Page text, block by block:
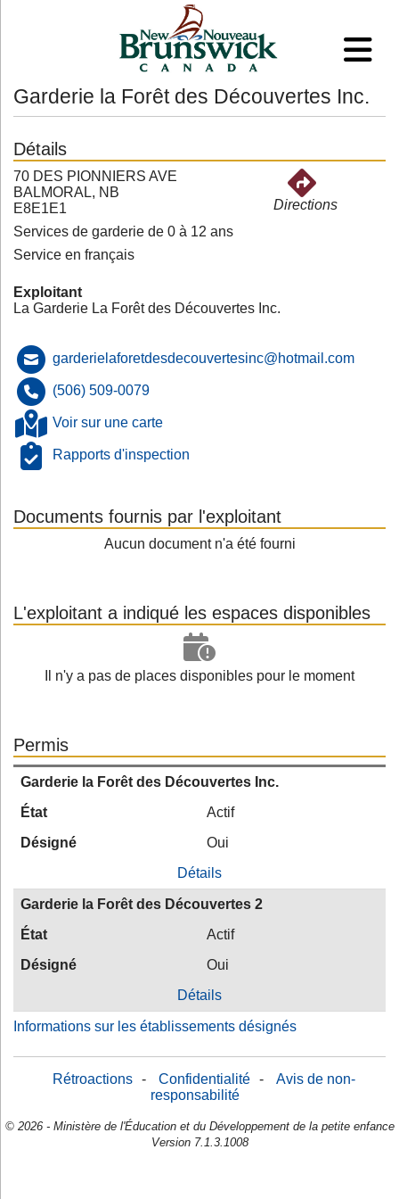
Garderie la Forêt des Découvertes Inc.
Détails
70 DES PIONNIERS AVE
BALMORAL, NB
E8E1E1
Directions
Services de garderie de 0 à 12 ans
Service en français
Exploitant
La Garderie La Forêt des Découvertes Inc.
garderielaforetdesdecouvertesinc@hotmail.com
(506) 509-0079
Voir sur une carte
Rapports d'inspection
Documents fournis par l'exploitant
Aucun document n'a été fourni
L'exploitant a indiqué les espaces disponibles
Il n'y a pas de places disponibles pour le moment
Permis
Garderie la Forêt des Découvertes Inc.
État
Actif
Désigné
Oui
Détails
Garderie la Forêt des Découvertes 2
État
Actif
Désigné
Oui
Détails
Informations sur les établissements désignés
Rétroactions - Confidentialité -
Avis de non-
responsabilité
© 2026 - Ministère de l'Éducation et du Développement de la petite enfance
Version 7.1.3.1008